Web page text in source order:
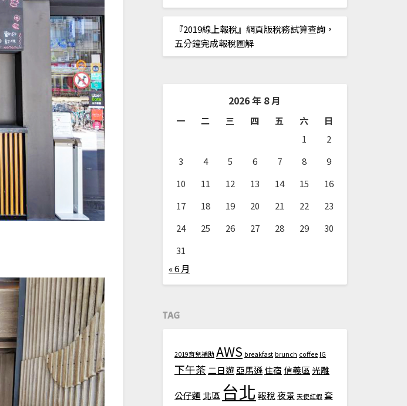
『2019線上報稅』網頁版稅務試算查詢，
五分鐘完成報稅圖解
2026 年 8 月
一 二 三 四 五 六
日
1
2
3
4 5 6 7 8
9
10
11 12 13 14 15
16
17
18 19 20 21 22
23
24
25 26 27 28 29
30
31
« 6 月
TAG
2019育兒補助 AWS breakfast brunch coffee IG
下午茶 二日遊亞馬遜住宿 信義區 光雕
公仔麵 北區 台北報稅夜景 天使紅蝦 套